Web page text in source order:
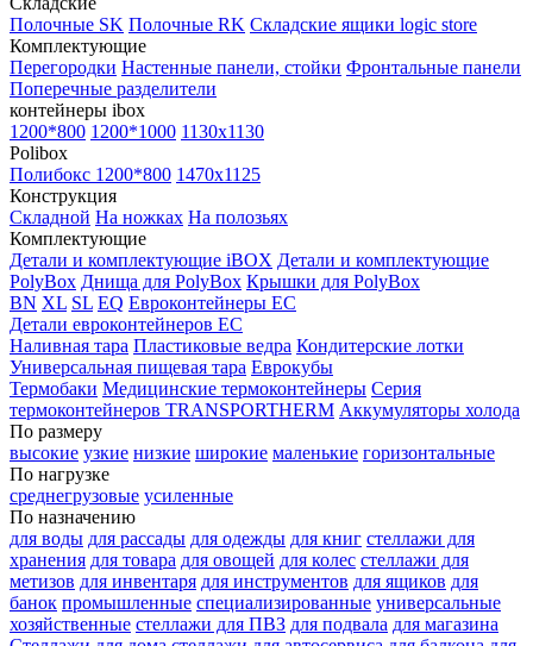
Полочные SK Полочные RK Складские ящики logic store
Комплектующие
Перегородки Настенные панели, стойки Фронтальные панели
Поперечные разделители
контейнеры ibox
1200*800 1200*1000 1130x1130
Polibox
Полибокс 1200*800 1470х1125
Конструкция
Складной На ножках На полозьях
Комплектующие
Детали и комплектующие iBOX Детали и комплектующие
PolyBox Днища для PolyBox Крышки для PolyBox
BN XL SL EQ Евроконтейнеры EC
Детали евроконтейнеров EC
Наливная тара Пластиковые ведра Кондитерские лотки
Универсальная пищевая тара Еврокубы
Термобаки Медицинские термоконтейнеры Серия
термоконтейнеров TRANSPORTHERM Аккумуляторы холода
По размеру
высокие узкие низкие широкие маленькие горизонтальные
По нагрузке
среднегрузовые усиленные
По назначению
для воды для рассады для одежды для книг стеллажи для
хранения для товара для овощей для колес стеллажи для
метизов для инвентаря для инструментов для ящиков для
банок промышленные специализированные универсальные
хозяйственные стеллажи для ПВЗ для подвала для магазина